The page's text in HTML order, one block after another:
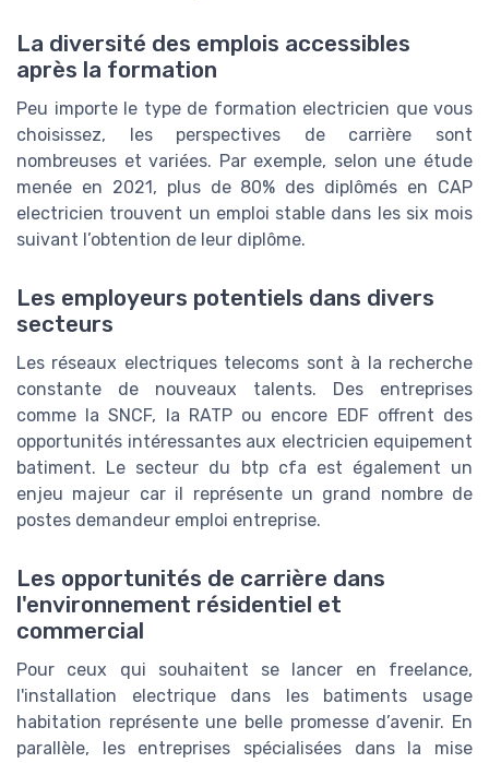
La diversité des emplois accessibles
après la formation
Peu importe le type de formation electricien que vous
choisissez, les perspectives de carrière sont
nombreuses et variées. Par exemple, selon une étude
menée en 2021, plus de 80% des diplômés en CAP
electricien trouvent un emploi stable dans les six mois
suivant l’obtention de leur diplôme.
Les employeurs potentiels dans divers
secteurs
Les réseaux electriques telecoms sont à la recherche
constante de nouveaux talents. Des entreprises
comme la SNCF, la RATP ou encore EDF offrent des
opportunités intéressantes aux electricien equipement
batiment. Le secteur du btp cfa est également un
enjeu majeur car il représente un grand nombre de
postes demandeur emploi entreprise.
Les opportunités de carrière dans
l'environnement résidentiel et
commercial
Pour ceux qui souhaitent se lancer en freelance,
l'installation electrique dans les batiments usage
habitation représente une belle promesse d’avenir. En
parallèle, les entreprises spécialisées dans la mise